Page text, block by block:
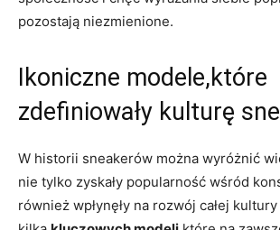
pozostają niezmienione.
Ikoniczne modele,które
zdefiniowały kulturę
W historii sneakerów można wyróżnić
nie tylko zyskały popularność wśród
również wpłynęły na rozwój całej